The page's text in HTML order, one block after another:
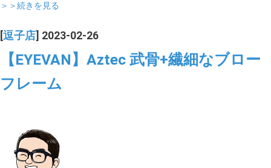
＞＞続きを見る
逗子店 ] 2023-02-26
【EYEVAN】Aztec 武骨+繊細なブロー
フレーム